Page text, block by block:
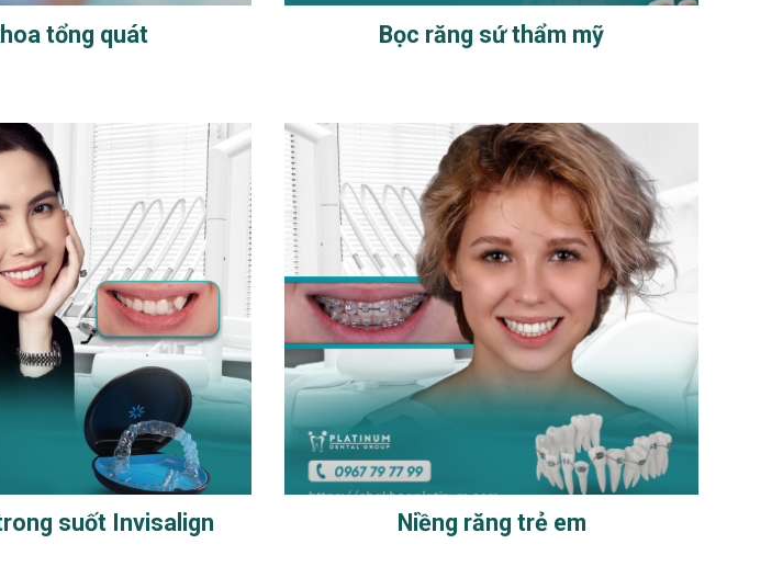
tổng quát Bọc răng sứ thẩm mỹ
suốt Invisalign Niềng răng trẻ em